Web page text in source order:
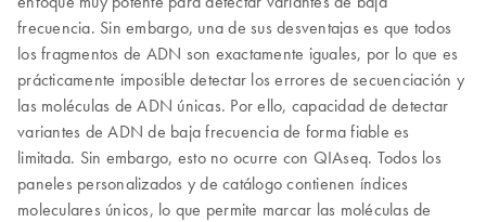
frecuencia. Sin embargo, una de sus desventajas es que todos
los fragmentos de ADN son exactamente iguales, por lo que es
prácticamente imposible detectar los errores de secuenciación y
las moléculas de ADN únicas. Por ello, capacidad de detectar
variantes de ADN de baja frecuencia de forma fiable es
limitada. Sin embargo, esto no ocurre con QIAseq. Todos los
paneles personalizados y de catálogo contienen índices
moleculares únicos, lo que permite marcar las moléculas de